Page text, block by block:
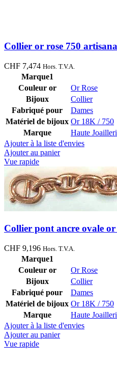
Collier or rose 750
CHF 7,474 Hors. T.V.A.
Marque1
Couleur or
Or Rose
Bijoux
Collier
Fabriqué pour
Dames
Matériel de bijoux Or 18K / 750
Marque
Haute
Ajouter à la liste d'envies
Ajouter au panier
Vue rapide
Collier pont ancre ovale
CHF 9,196 Hors. T.V.A.
Marque1
Couleur or
Or Rose
Bijoux
Collier
Fabriqué pour
Dames
Matériel de bijoux Or 18K / 750
Marque
Haute
Ajouter à la liste d'envies
Ajouter au panier
Vue rapide